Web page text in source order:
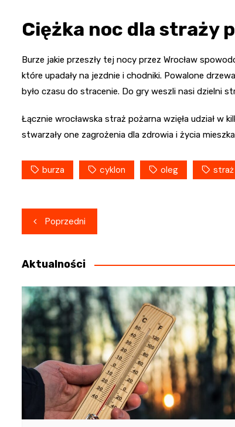
Ciężka noc dla straży
Burze jakie przeszły tej nocy przez Wrocław
które upadały na jezdnie i chodniki. Powalone
było czasu do stracenie. Do gry weszli nasi dzielni
Łącznie wrocławska straż pożarna wzięła udział w
stwarzały one zagrożenia dla zdrowia i życia
burza cyklon oleg straż
Nawigacja
wpisu
Poprzedni
Aktualności